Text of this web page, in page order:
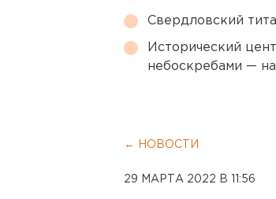
Свердловский
Исторический
небоскребами — на
← НОВОСТИ
29 МАРТА 2022 В 11:56